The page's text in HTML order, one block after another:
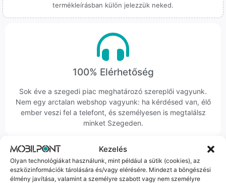
Kezelés
Olyan technológiákat használunk, mint például a sütik (cookies), az
eszközinformációk tárolására és/vagy elérésére. Mindezt a böngészési
élmény javítása, valamint a személyre szabott vagy nem személyre
termékleírásban külön jelezzük neked.
100% Elérhetőség
Sok éve a szegedi piac meghatározó szereplői vagyunk.
Nem egy arctalan webshop vagyunk: ha kérdésed van, élő
ember veszi fel a telefont, és személyesen is megtalálsz
minket Szegeden.